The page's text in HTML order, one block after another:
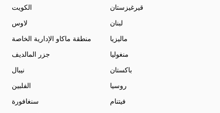
الكويت
قيرغيزستان
لاوس
لبنان
منطقة ماكاو الإدارية الخاصة
ماليزيا
جزر المالديف
منغوليا
نيبال
باكستان
الفلبين
روسيا
سنغافورة
فيتنام